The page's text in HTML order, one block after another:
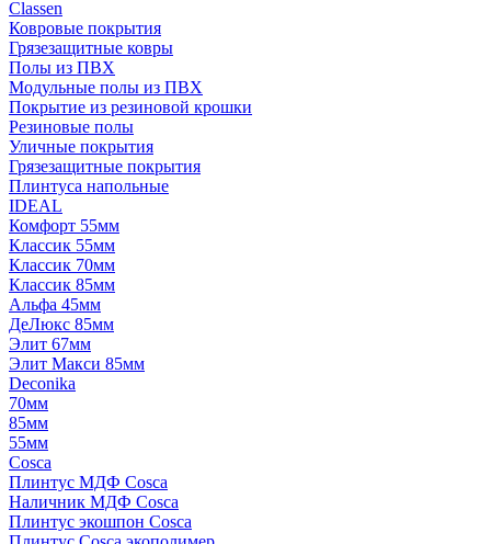
Classen
Ковровые покрытия
Грязезащитные ковры
Полы из ПВХ
Модульные полы из ПВХ
Покрытие из резиновой крошки
Резиновые полы
Уличные покрытия
Грязезащитные покрытия
Плинтуса напольные
IDEAL
Комфорт 55мм
Классик 55мм
Классик 70мм
Классик 85мм
Альфа 45мм
ДеЛюкс 85мм
Элит 67мм
Элит Макси 85мм
Deconika
70мм
85мм
55мм
Cosca
Плинтус МДФ Cosca
Наличник МДФ Cosca
Плинтус экошпон Cosca